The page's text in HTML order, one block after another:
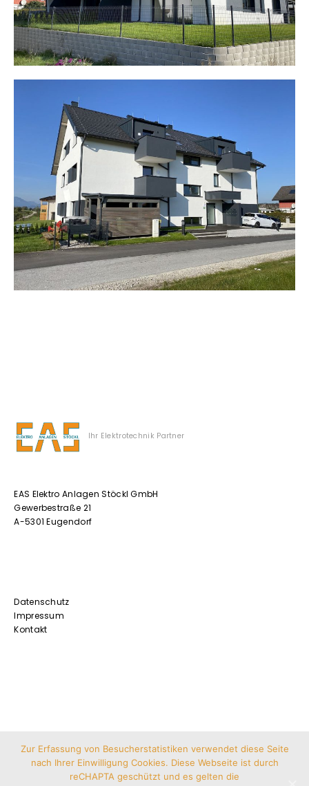
Ihr Elektrotechnik Partner
EAS Elektro Anlagen Stöckl GmbH
Gewerbestraße 21
A-5301 Eugendorf
Datenschutz
Impressum
Kontakt
Zur Erfassung von Besucherstatistiken verwendet diese Seite
nach Ihrer Einwilligung Cookies. Diese Webseite ist durch
reCHAPTA geschützt und es gelten die